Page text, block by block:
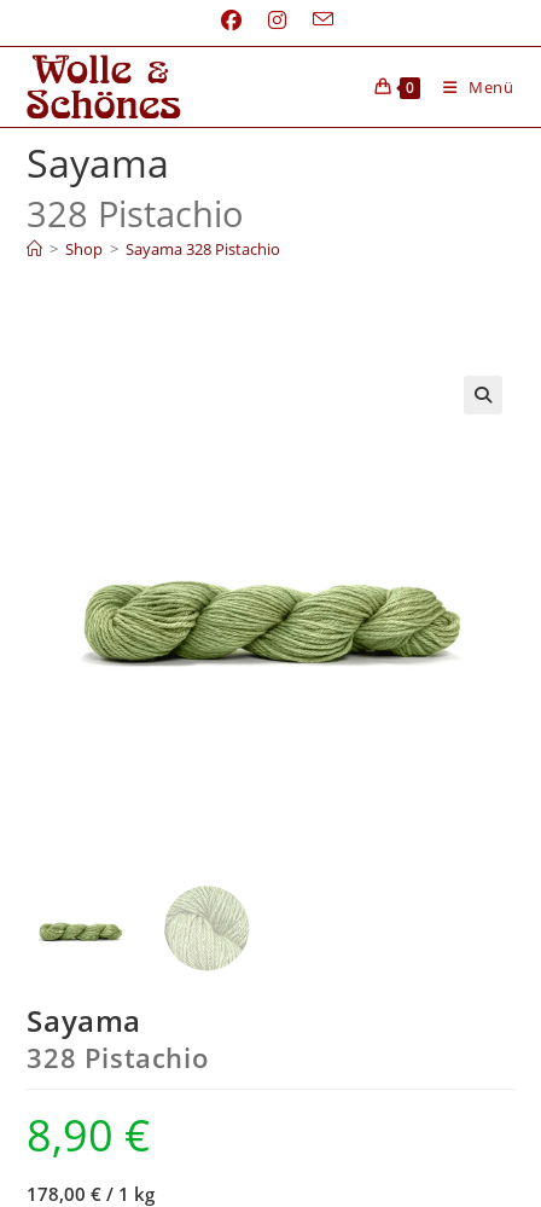
0 Menü
Sayama
328 Pistachio
> Shop > Sayama 328 Pistachio
Sayama
328 Pistachio
8,90 €
178,00 € / 1 kg